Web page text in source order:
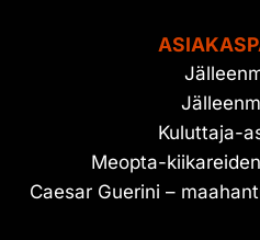
Kuluttaja-
Meopta-
Caesar Guerini –